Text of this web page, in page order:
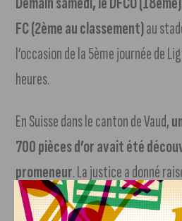
FC (2ème au classement)au
l’occasion de la 5ème journée de
heures.
En Suisse dans le canton de Vaud,
700 pièces d’or avait été
promeneur. La justice a donné
terrain où les pièces se trouvaient.